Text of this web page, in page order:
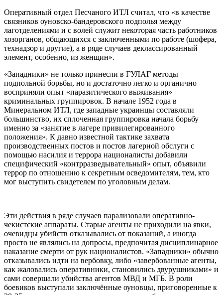
Оперативный отдел Песчаного ИТЛ считал, что «в качестве
связников оуновско-бандеровского подполья между
лаготделениями и с волей служит некоторая часть работников
хозорганов, общающихся с заключенными по работе (шофера,
технадзор и другие), а в ряде случаев деклассированный
элемент, особенно, из женщин».
«Западники» не только принесли в ГУЛАГ методы
подпольной борьбы, но и достаточно легко и органично
восприняли опыт «паразитического выживания»
криминальных группировок. В начале 1952 года в
Минеральном ИТЛ, где западные украинцы составляли
большинство, их сплоченная группировка начала борьбу
именно за «занятие в лагере привилегированного
положения». К давно известной тактике захвата
производственных постов и постов лагерной обслуги с
помощью насилия и террора националисты добавили
специфический «контрразведывательный» опыт, объявили
террор по отношению к секретным осведомителям, тем, кто
мог выступить свидетелем по уголовным делам.
Эти действия в ряде случаев парализовали оперативно-
чекистские аппараты. Старые агенты не приходили на явки,
очевидцы убийств отказывались от показаний, а иногда
просто не являлись на допросы, предпочитая дисциплинарное
наказание смерти от рук националистов. «Западники» обычно
отказывались идти на вербовку, либо «завербованные агенты,
как жаловались оперативники, становились двурушниками» и
сами совершали убийства агентов МВД и МГБ. В роли
боевиков выступали заключённые оуновцы, приговоренные к